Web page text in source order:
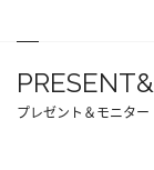
プレゼント＆モニター